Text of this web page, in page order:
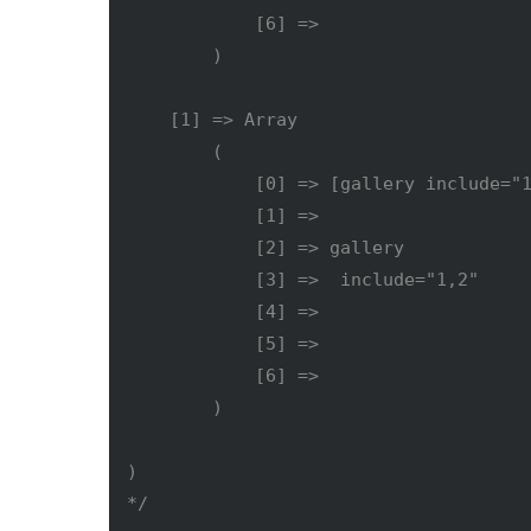
            [6] =>
        )
    [1] => Array
        (
[0] => [gallery
            [1] =>
            [2] => gallery
            [3] =>  include="1,2"
            [4] =>
            [5] =>
            [6] =>
        )
)
*/